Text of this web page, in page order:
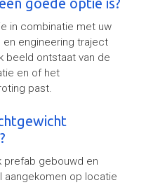
goede optie is?
in combinatie met uw
en engineering traject
beeld ontstaat van de
en of het
past.
prefab gebouwd en
op locatie